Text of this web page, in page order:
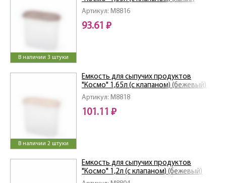
В наличии 3 штуки
Артикул: M8816
93.61 ₽
В наличии 2 штуки
Артикул: M8818
Емкость для сыпучих продуктов
"Космо" 1,65л (с клапаном) (бежевый)
101.11 ₽
Емкость для сыпучих продуктов
"Космо" 1,2л (с клапаном) (бежевый)